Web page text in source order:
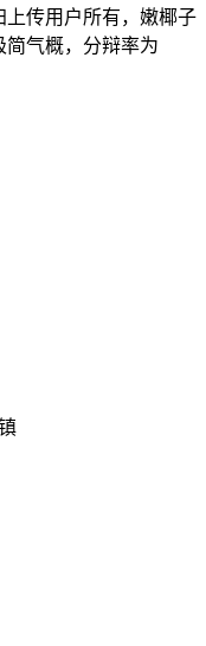
上传用户所有，嫩椰子
气概，分辩率为